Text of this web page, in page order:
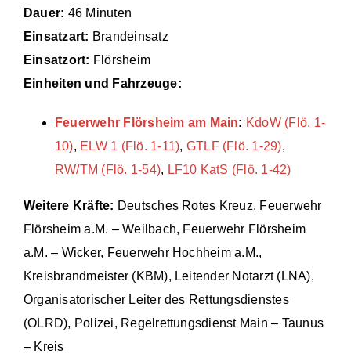
Dauer: 46 Minuten
Einsatzart: Brandeinsatz
Einsatzort: Flörsheim
Einheiten und Fahrzeuge:
Feuerwehr Flörsheim am Main: KdoW (Flö. 1-
10), ELW 1 (Flö. 1-11), GTLF (Flö. 1-29),
RW/TM (Flö. 1-54), LF10 KatS (Flö. 1-42)
Weitere Kräfte: Deutsches Rotes Kreuz, Feuerwehr
Flörsheim a.M. – Weilbach, Feuerwehr Flörsheim
a.M. – Wicker, Feuerwehr Hochheim a.M.,
Kreisbrandmeister (KBM), Leitender Notarzt (LNA),
Organisatorischer Leiter des Rettungsdienstes
(OLRD), Polizei, Regelrettungsdienst Main – Taunus
– Kreis